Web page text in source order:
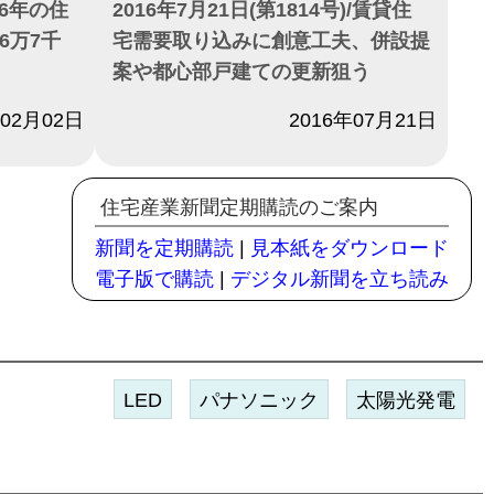
年の住
万7千
月02日
2016年7月21日(第1814号)/賃貸住
宅需要取り込みに創意工夫、併設提
案や都心部戸建ての更新狙う
2016年07月21日
住宅産業新聞定期購読のご案内
新聞を定期購読 | 見本紙をダウンロード
電子版で購読 | デジタル新聞を立ち読み
LED パナソニック 太陽光発電